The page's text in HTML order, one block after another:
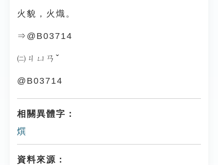
火貌，火熾。
⇒@B03714
㈡ㄐㄩㄢˇ
@B03714
相關異體字：
㷷
資料來源：